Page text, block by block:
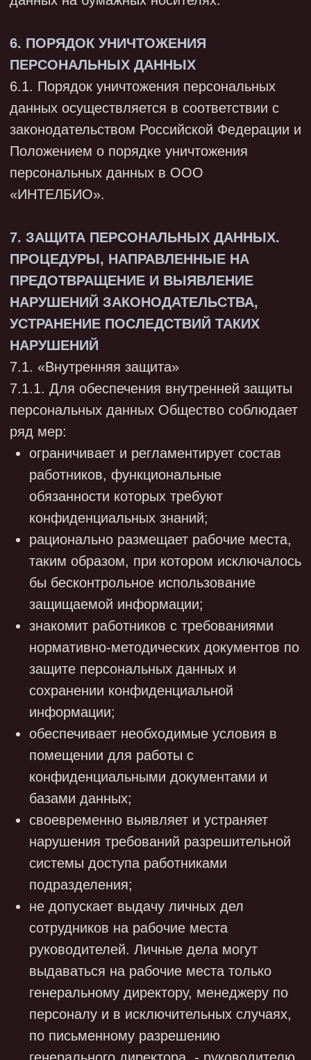
генерального директора. В случае
приводятся перечень мероприятий по их
устранению и соответствующие сроки.
7.11. Внутреннее расследование
проводится, если выявлен факт
(предоставления, распространения,
доступа) персональных данных, повлекшей
нарушение прав субъектов персональных
данных (далее - инцидент).
7.11.1. В случае инцидента Общество в
течение 24 часов уведомляет
- его предполагаемых причинах и вреде,
причиненном правам субъекта (нескольким
субъектам) персональных данных;
- принятых мерах по устранению
последствий инцидента;
уполномочен взаимодействовать с
Роскомнадзором по вопросам, связанным с
инцидентом.
При направлении уведомления нужно
руководствоваться Порядком и условиями
взаимодействия Федеральной службы по
технологий и массовых коммуникаций с
операторами в рамках ведения реестра
учета инцидентов в области персональных
данных, утвержденными Приказом
Роскомнадзора от 14.11.2022 N 187.
7.11.2. В течение 72 часов Общество
- уведомить Роскомнадзор о результатах
внутреннего расследования;
- предоставить сведения о лицах, действия
которых стали причиной инцидента (при
наличии).
При направлении уведомления также
условиями взаимодействия Федеральной
службы по надзору в сфере связи,
информационных технологий и массовых
коммуникаций с операторами в рамках
ведения реестра учета инцидентов в
области персональных данных,
14.11.2022 N 187.
7.12. В случае предоставления субъектом
персональных данных (его представителем)
подтвержденной информации о том, что
персональные данные являются
неполными, неточными или неактуальными,
рабочих дней. Общество уведомляет в
письменном виде субъекта персональных
изменениях и сообщает (по электронной
почте) о них третьим лицам, которым были
переданы персональные данные.
персональных данных (его представителя)
об устранении нарушений в части
данных. Уведомляется также Роскомнадзор,
если он направил обращение субъекта
персональных данных (его представителя)